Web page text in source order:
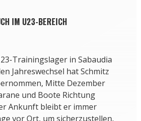
IM U23-BEREICH
Trainingslager in Sabaudia
Jahreswechsel hat Schmitz
Mitte Dezember
und Boote Richtung
Ankunft bleibt er immer
vor Ort, um sicherzustellen,